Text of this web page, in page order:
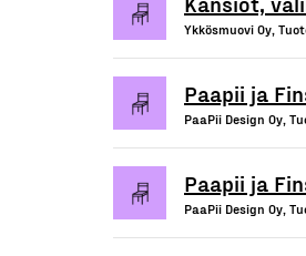
Ykkösmuovi Oy,
Paapii ja
PaaPii Design Oy,
Paapii ja
PaaPii Design Oy,